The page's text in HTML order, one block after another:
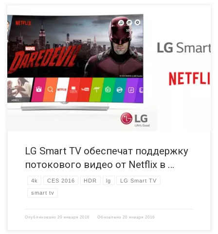
Компания LG Electronics объявила о расширении сотрудничества с
компанией Netflix для улучшения потоковой передачи данных по
запросу на рынке онлайн-телевидения. Данное партнерство
поможет расширить библиотеку качественного контента, включая
просмотр телесериалов в 4K-качестве с поддержкой HDR, на рынках
Азии, на Ближнем Востоке и в Европе. Среди доступных к
просмотру телевизионных программ […]
LG Smart TV обеспечат поддержку
потокового видео от Netflix в …
4k CES 2016 HDR lg LG Smart TV
smart tv
Опубликовано 20 января 2016 Обновлено 20 января 2016